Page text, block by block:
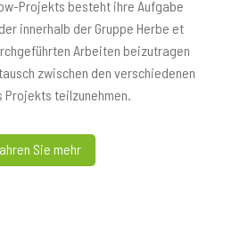
Projekts besteht ihre Aufgabe
innerhalb der Gruppe Herbe et
Arbeiten beizutragen
zwischen den verschiedenen
Projekts teilzunehmen.
Sie mehr